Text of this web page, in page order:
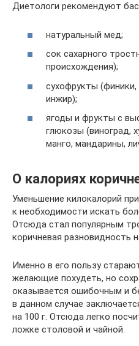
Диетологи рекомендуют
натуральный мед;
сок сахарного
происхождения);
сухофрукты (финики,
инжир);
ягоды и фрукты с
глюкозы (виноград,
манго, мандарины,
О калориях
Уменьшение килокалорий
к необходимости искать
Отсюда стал популярным
коричневая разновидность
Именно в его пользу
желающие похудеть, но
оказывается ошибочным и
в данном случае
на 100 г. Отсюда легко
ложке столовой и чайной.